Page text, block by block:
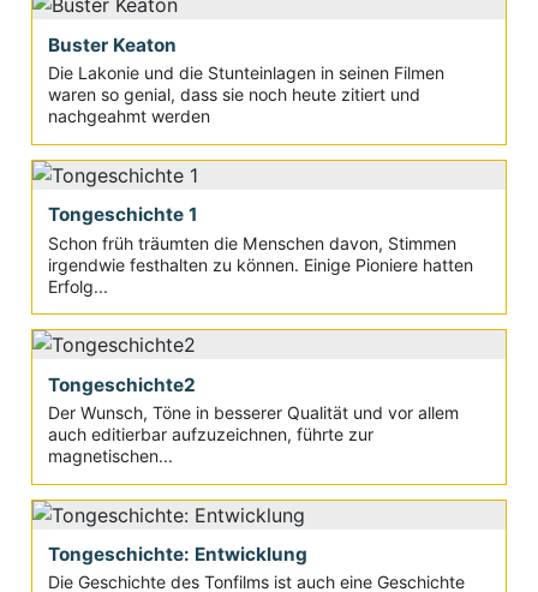
Buster Keaton
Die Lakonie und die Stunteinlagen in seinen Filmen
waren so genial, dass sie noch heute zitiert und
nachgeahmt werden
Tongeschichte 1
Schon früh träumten die Menschen davon, Stimmen
irgendwie festhalten zu können. Einige Pioniere hatten
Erfolg...
Tongeschichte2
Der Wunsch, Töne in besserer Qualität und vor allem
auch editierbar aufzuzeichnen, führte zur
magnetischen...
Tongeschichte: Entwicklung
Die Geschichte des Tonfilms ist auch eine Geschichte